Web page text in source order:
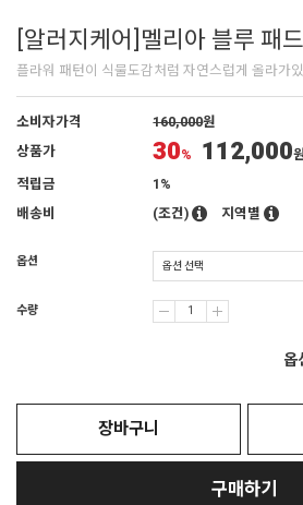
[알러지케어]멜리아 블루 패
플라워 패턴이 식물도감처럼 자연스럽게 올라가
소비자가격 160,000원
상품가
30% 112,000
적립금
1%
배송비
(조건) 지역별
옵션
수량
옵
장바구니
구매하기